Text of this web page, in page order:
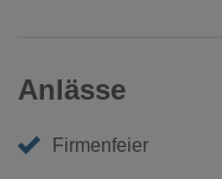
Anlässe
Firmenfeier